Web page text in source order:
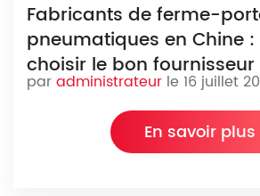
Fabricants de ferme-
pneumatiques en Chine
choisir le bon fournisseur
paradministrateur le 16 juillet
En savoir plus